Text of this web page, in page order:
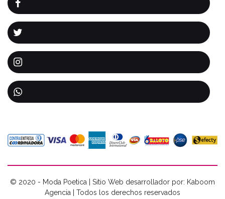
© 2020 - Moda Poetica | Sitio Web desarrollador por: Kaboom
Agencia | Todos los derechos reservados